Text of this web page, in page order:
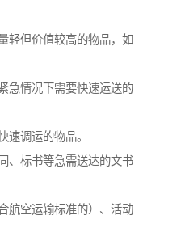
轻但价值较高的物品，如
急情况下需要快速运送的
速调运的物品。
、标书等急需送达的文书
航空运输标准的）、活动